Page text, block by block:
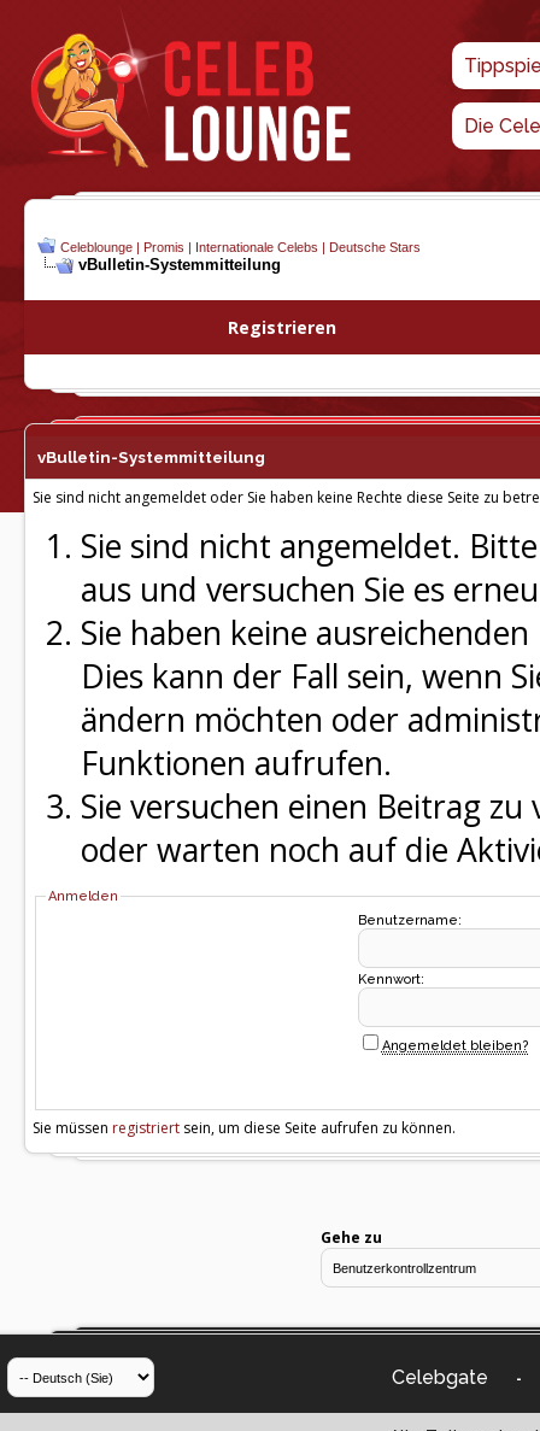
Die
Celeblounge | Promis | Internationale Celebs | Deutsche Stars
vBulletin-Systemmitteilung
Registrieren
vBulletin-Systemmitteilung
Sie sind nicht angemeldet oder Sie haben keine Rechte diese Seite zu
Sie sind nicht angemeldet.
aus und versuchen Sie es
Sie haben keine
Dies kann der Fall sein, wenn
ändern möchten oder
Funktionen aufrufen.
Sie versuchen einen Beitrag
oder warten noch auf die
Anmelden
Benutzername:
Kennwort:
Angemeldet bleiben?
Sie müssen registriert sein, um diese Seite aufrufen zu können.
Gehe zu
Celebgate -